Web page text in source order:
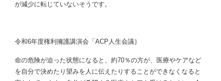
が減少に転じていないそうです。
令和6年度権利擁護講演会「ACP人生会議｝
命の危険が迫った状態になると、約70％の方が、医療やケアなど
を自分で決めたり望みを人に伝えたりすることができなくなると